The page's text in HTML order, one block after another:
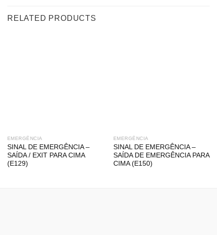
RELATED PRODUCTS
EMERGÊNCIA
SINAL DE EMERGÊNCIA –
SAÍDA / EXIT PARA CIMA
(E129)
EMERGÊNCIA
SINAL DE EMERGÊNCIA –
SAÍDA DE EMERGÊNCIA PARA
CIMA (E150)